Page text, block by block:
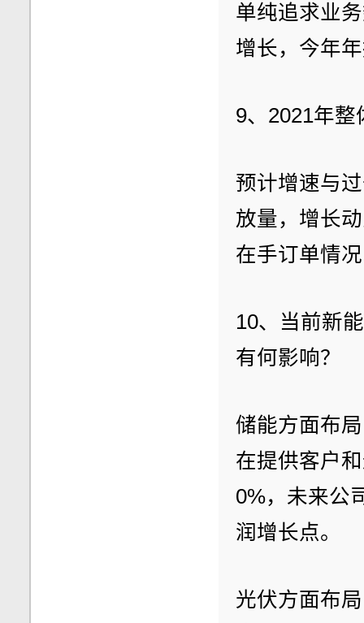
单纯追求业
增长，今年
9、2021年
预计增速与
放量，增长
在手订单情
10、当前新
有何影响？
储能方面布
在提供客户
0%，未来公
润增长点。
光伏方面布